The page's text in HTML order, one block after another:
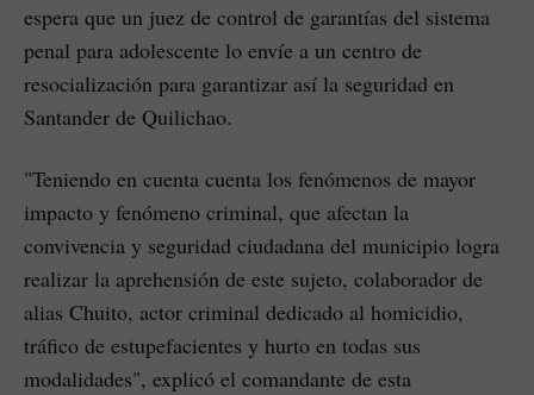
espera que un juez de control de garantías del sistema
penal para adolescente lo envíe a un centro de
resocialización para garantizar así la seguridad en
Santander de Quilichao.
"Teniendo en cuenta cuenta los fenómenos de mayor
impacto y fenómeno criminal, que afectan la
convivencia y seguridad ciudadana del municipio logra
realizar la aprehensión de este sujeto, colaborador de
alias Chuito, actor criminal dedicado al homicidio,
tráfico de estupefacientes y hurto en todas sus
modalidades", explicó el comandante de esta